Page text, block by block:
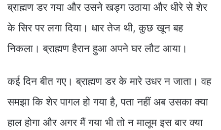
ब्राह्मण डर गया और उसने खड्ग उठाया और धीरे से शेर
के सिर पर लगा दिया। धार तेज थी, कुछ खून बह
निकला। ब्राह्मण हैरान हुआ अपने घर लौट आया।
कई दिन बीत गए। ब्राह्मण डर के मारे उधर न जाता। वह
समझा कि शेर पागल हो गया है, पता नहीं अब उसका क्या
हाल होगा और अगर मैं गया भी तो न मालूम इस बार क्या